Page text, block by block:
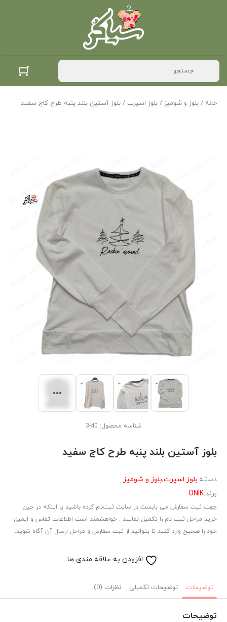
خانه / بلوز و شومیز / بلوز اسپرت / بلوز آستین بلند پنبه طرح کاج سفید
شناسه محصول: 40-3
بلوز آستین بلند پنبه طرح کاج سفید
دسته:بلوز اسپرت,بلوز و شومیز
برند:ONIK
جهت ثبت سفارش می بایست در سایت ثبت‌نام کرده باشید یا اینکه در حین
خرید مراحل ثبت نام را تکمیل نمایید . خواهشمند است اطلاعات تماس و ایمیل
خود را صحیح وارد کنید تا بتوانید از ثبت سفارش و مراحل ارسال آن آگاه شوید.
افزودن به علاقه مندی ها
توضیحات توضیحات تکمیلی نظرات (0)
توضیحات